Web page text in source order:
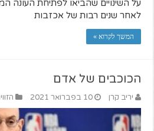
על השינויים שהביאו לפתיחת העונה
לאחר שנים רבות של אכזבות
המשך לקרוא »
הכוכבים של אדם
יריב קרן 10 בפברואר 2021